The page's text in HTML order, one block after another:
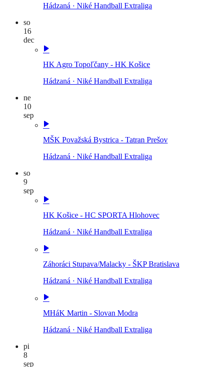
Hádzaná · Niké Handball Extraliga
so
16
dec
HK Agro Topoľčany - HK Košice
Hádzaná · Niké Handball Extraliga
ne
10
sep
MŠK Považská Bystrica - Tatran Prešov
Hádzaná · Niké Handball Extraliga
so
9
sep
HK Košice - HC SPORTA Hlohovec
Hádzaná · Niké Handball Extraliga
Záhoráci Stupava/Malacky - ŠKP Bratislava
Hádzaná · Niké Handball Extraliga
MHáK Martin - Slovan Modra
Hádzaná · Niké Handball Extraliga
pi
8
sep